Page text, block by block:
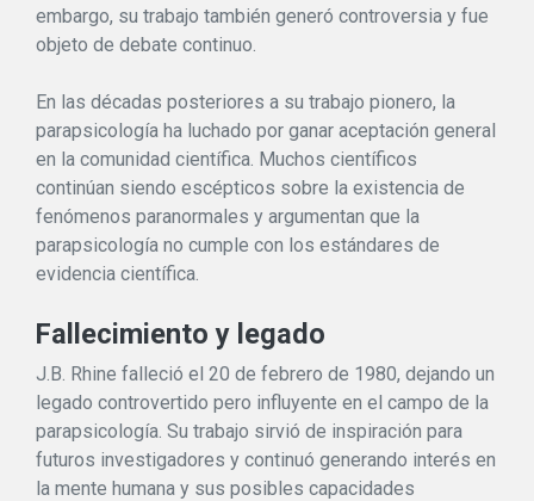
embargo, su trabajo también generó controversia y fue
objeto de debate continuo.
En las décadas posteriores a su trabajo pionero, la
parapsicología ha luchado por ganar aceptación general
en la comunidad científica. Muchos científicos
continúan siendo escépticos sobre la existencia de
fenómenos paranormales y argumentan que la
parapsicología no cumple con los estándares de
evidencia científica.
Fallecimiento y legado
J.B. Rhine falleció el 20 de febrero de 1980, dejando un
legado controvertido pero influyente en el campo de la
parapsicología. Su trabajo sirvió de inspiración para
futuros investigadores y continuó generando interés en
la mente humana y sus posibles capacidades